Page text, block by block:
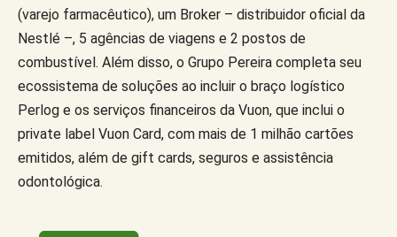
(varejo farmacêutico), um Broker – distribuidor oficial da
Nestlé –, 5 agências de viagens e 2 postos de
combustível. Além disso, o Grupo Pereira completa seu
ecossistema de soluções ao incluir o braço logístico
Perlog e os serviços financeiros da Vuon, que inclui o
private label Vuon Card, com mais de 1 milhão cartões
emitidos, além de gift cards, seguros e assistência
odontológica.